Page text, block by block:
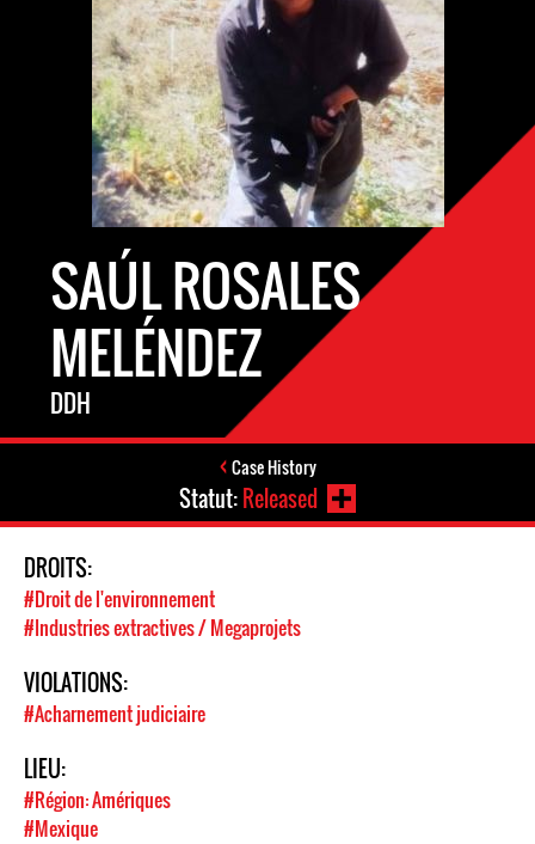
SAÚL ROSALES
MELÉNDEZ
DDH
Case History
Statut:Released
DROITS:
#Droit de l'environnement
#Industries extractives / Megaprojets
VIOLATIONS:
#Acharnement judiciaire
LIEU:
#Région: Amériques
#Mexique